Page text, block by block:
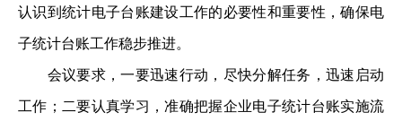
认识到统计电子台账建设工作的必要性和重要性，确保电
子统计台账工作稳步推进。
会议要求，一要迅速行动，尽快分解任务，迅速启动
工作；二要认真学习，准确把握企业电子统计台账实施流